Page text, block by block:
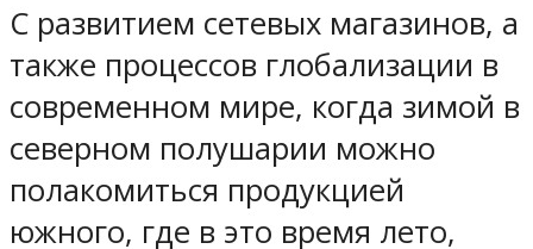
С развитием сетевых магазинов, а
также процессов глобализации в
современном мире, когда зимой в
северном полушарии можно
полакомиться продукцией
южного, где в это время лето,